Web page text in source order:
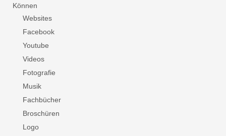
Können
Websites
Facebook
Youtube
Videos
Fotografie
Musik
Fachbücher
Broschüren
Logo